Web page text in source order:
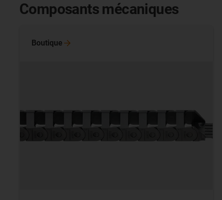
Composants mécaniques
Boutique